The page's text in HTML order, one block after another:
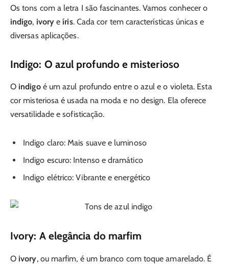
Os tons com a letra I são fascinantes. Vamos conhecer o
indigo, ivory eíris. Cada cor tem características únicas e
diversas aplicações.
Indigo: O azul profundo e misterioso
O indigoé um azul profundo entre o azul e o violeta. Esta
cor misteriosa é usada na moda e no design. Ela oferece
versatilidade e sofisticação.
Indigo claro: Mais suave e luminoso
Indigo escuro: Intenso e dramático
Indigo elétrico: Vibrante e energético
Ivory: A elegância do marfim
O ivory, ou marfim, é um branco com toque amarelado. É